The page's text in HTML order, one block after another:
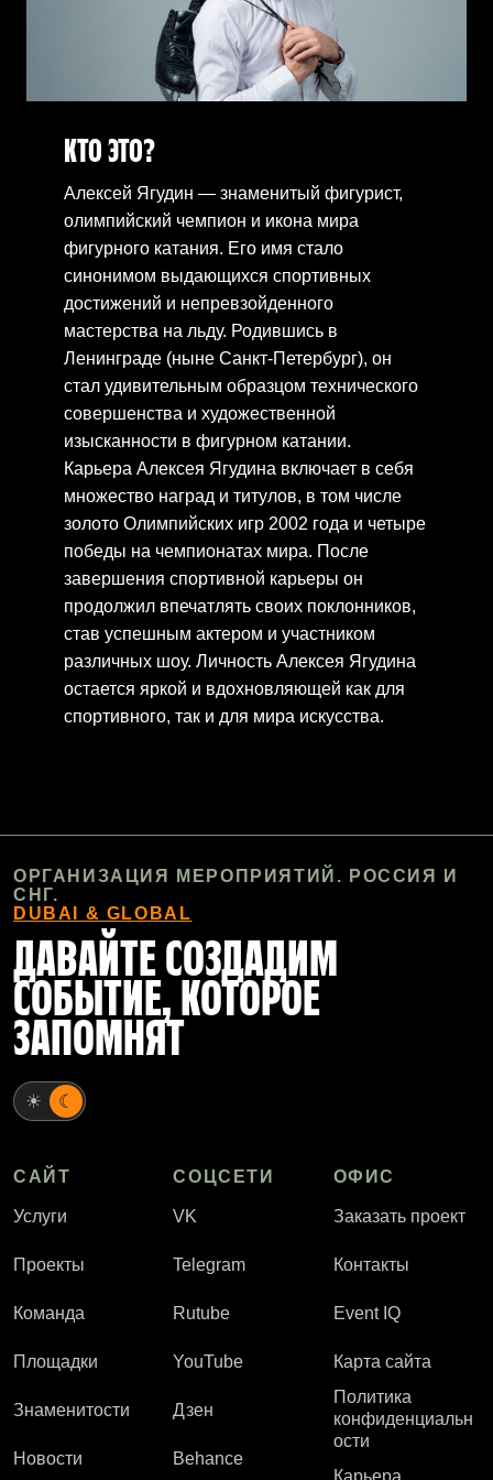
КТО ЭТО?
Алексей Ягудин — знаменитый фигурист,
олимпийский чемпион и икона мира
фигурного катания. Его имя стало
синонимом выдающихся спортивных
достижений и непревзойденного
мастерства на льду. Родившись в
Ленинграде (ныне Санкт-Петербург), он
стал удивительным образцом технического
совершенства и художественной
изысканности в фигурном катании.
Карьера Алексея Ягудина включает в себя
множество наград и титулов, в том числе
золото Олимпийских игр 2002 года и четыре
победы на чемпионатах мира. После
завершения спортивной карьеры он
продолжил впечатлять своих поклонников,
став успешным актером и участником
различных шоу. Личность Алексея Ягудина
остается яркой и вдохновляющей как для
спортивного, так и для мира искусства.
ОРГАНИЗАЦИЯ МЕРОПРИЯТИЙ. РОССИЯ И
СНГ.
DUBAI & GLOBAL
ДАВАЙТЕ СОЗДАДИМ
СОБЫТИЕ, КОТОРОЕ
ЗАПОМНЯТ
☀ ☾
САЙТ
Услуги
Проекты
Команда
Площадки
Знаменитости
Новости
СОЦСЕТИ
VK
Telegram
Rutube
YouTube
Дзен
Behance
ОФИС
Заказать проект
Контакты
Event IQ
Карта сайта
Политика
конфиденциальн
ости